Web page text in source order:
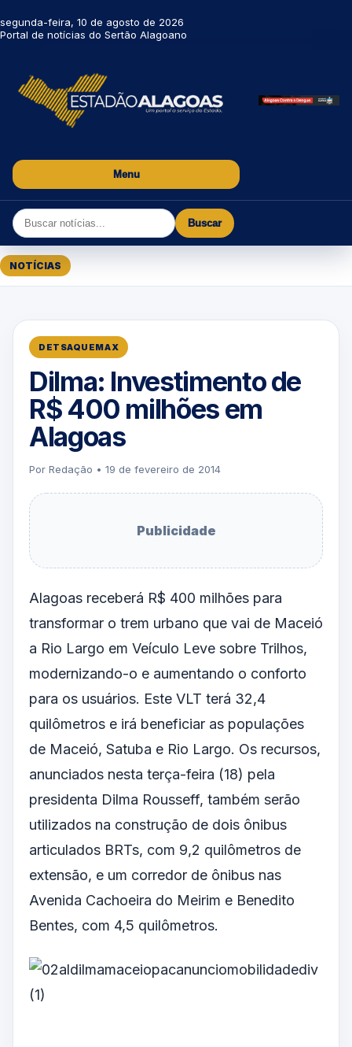
segunda-feira, 10 de agosto de 2026
Portal de notícias do Sertão Alagoano
Menu
Buscar
NOTÍCIAS
DETSAQUEMAX
Dilma: Investimento de
R$ 400 milhões em
Alagoas
Por Redação • 19 de fevereiro de 2014
Publicidade
Alagoas receberá R$ 400 milhões para
transformar o trem urbano que vai de Maceió
a Rio Largo em Veículo Leve sobre Trilhos,
modernizando-o e aumentando o conforto
para os usuários. Este VLT terá 32,4
quilômetros e irá beneficiar as populações
de Maceió, Satuba e Rio Largo. Os recursos,
anunciados nesta terça-feira (18) pela
presidenta Dilma Rousseff, também serão
utilizados na construção de dois ônibus
articulados BRTs, com 9,2 quilômetros de
extensão, e um corredor de ônibus nas
Avenida Cachoeira do Meirim e Benedito
Bentes, com 4,5 quilômetros.